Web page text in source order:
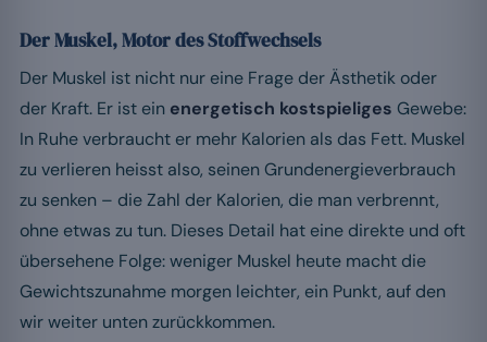
Der Muskel, Motor des Stoffwechsels
Der Muskel ist nicht nur eine Frage der Ästhetik oder
der Kraft. Er ist ein energetisch kostspieliges Gewebe:
In Ruhe verbraucht er mehr Kalorien als das Fett. Muskel
zu verlieren heisst also, seinen Grundenergieverbrauch
zu senken – die Zahl der Kalorien, die man verbrennt,
ohne etwas zu tun. Dieses Detail hat eine direkte und oft
übersehene Folge: weniger Muskel heute macht die
Gewichtszunahme morgen leichter, ein Punkt, auf den
wir weiter unten zurückkommen.